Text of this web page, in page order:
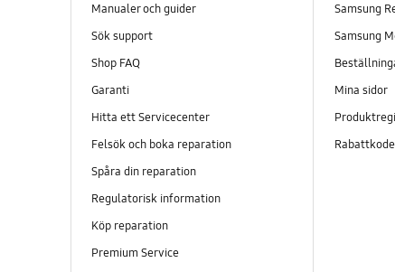
Manualer och guider
Sök support
Shop FAQ
Garanti
Hitta ett Servicecenter
Felsök och boka reparation
Spåra din reparation
Regulatorisk information
Köp reparation
Premium Service
Samsung
Samsung
Mina sidor